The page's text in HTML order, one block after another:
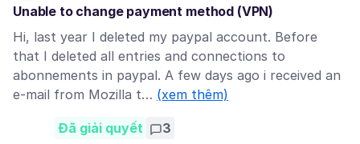
Unable to change payment method (VPN)
Hi, last year I deleted my paypal account. Before
that I deleted all entries and connections to
abonnements in paypal. A few days ago i received an
e-mail from Mozilla t… (xem thêm)
Đã giải quyết 3